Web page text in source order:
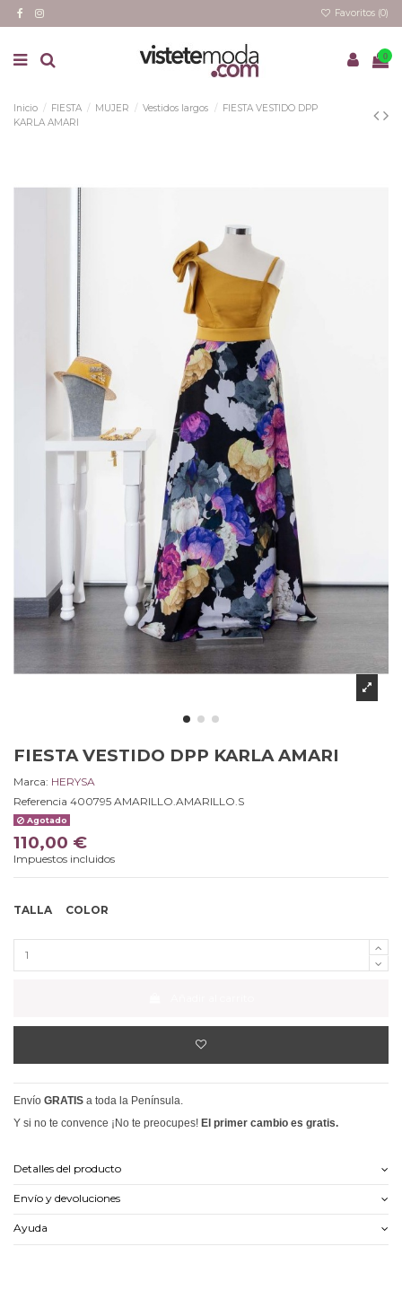
Favoritos (0)
0
Inicio FIESTA MUJER Vestidos largos
FIESTA VESTIDO DPP
KARLA AMARI
FIESTA VESTIDO DPP KARLA AMARI
Marca: HERYSA
Referencia 400795 AMARILLO.AMARILLO.S
Agotado
110,00 €
Impuestos incluidos
TALLA COLOR
Envío GRATIS a toda la Península.
Y si no te convence ¡No te preocupes! El primer cambio es gratis.
Detalles del producto
Envío y devoluciones
Ayuda